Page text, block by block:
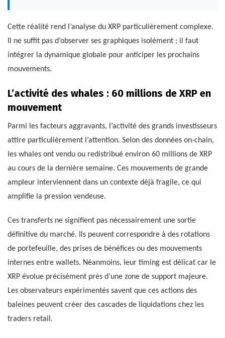
Cette réalité rend l’analyse du XRP particulièrement complexe.
Il ne suffit pas d’observer ses graphiques isolément ; il faut
intégrer la dynamique globale pour anticiper les prochains
mouvements.
L’activité des whales : 60 millions de XRP en
mouvement
Parmi les facteurs aggravants, l’activité des grands investisseurs
attire particulièrement l’attention. Selon des données on-chain,
les whales ont vendu ou redistribué environ 60 millions de XRP
au cours de la dernière semaine. Ces mouvements de grande
ampleur interviennent dans un contexte déjà fragile, ce qui
amplifie la pression vendeuse.
Ces transferts ne signifient pas nécessairement une sortie
définitive du marché. Ils peuvent correspondre à des rotations
de portefeuille, des prises de bénéfices ou des mouvements
internes entre wallets. Néanmoins, leur timing est délicat car le
XRP évolue précisément près d’une zone de support majeure.
Les observateurs expérimentés savent que ces actions des
baleines peuvent créer des cascades de liquidations chez les
traders retail.